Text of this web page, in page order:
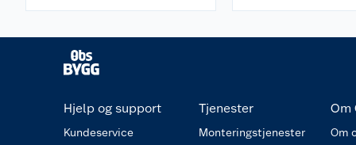
Hjelp og support
Kundeservice
Tjenester
Monteringstjenester
Om
Om